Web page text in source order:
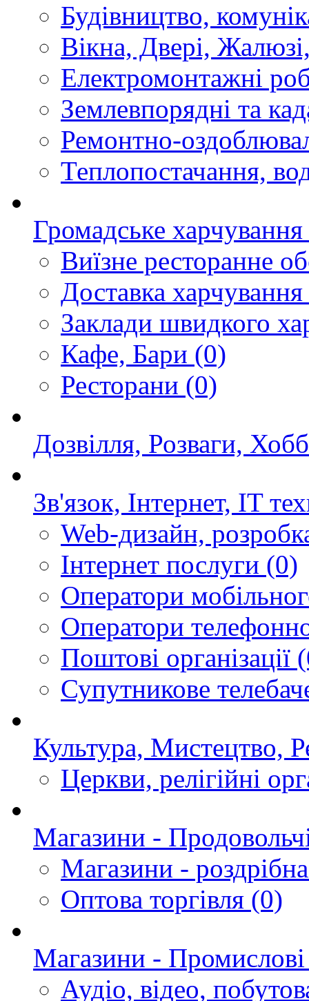
Будівництво,
Вікна, Двері,
Електромонтажні
Землевпорядні та
Ремонтно-
Теплопостачання,
Громадське харчування
Виїзне ресторанне
Доставка харчування
Заклади швидкого
Кафе, Бари (0)
Ресторани (0)
Дозвілля, Розваги,
Зв'язок, Інтернет, IT
Web-дизайн,
Інтернет послуги (0)
Оператори
Оператори
Поштові організації
Супутникове
Культура, Мистецтво,
Церкви, релігійні
Магазини -
Магазини - роздрібна
Оптова торгівля (0)
Магазини - Промислові
Аудіо, відео,